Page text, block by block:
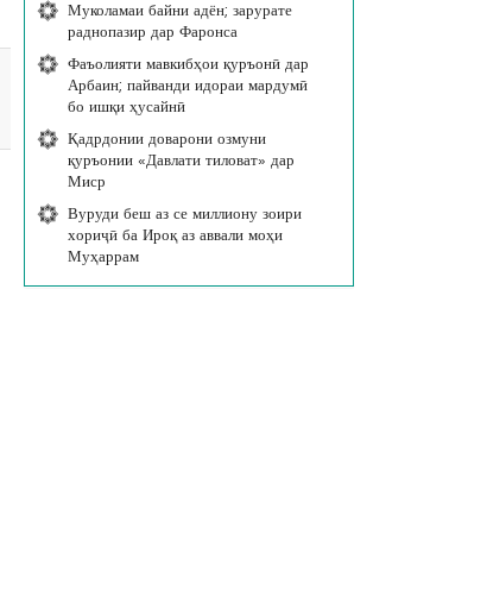
Муколамаи байни адён; зарурате
раднопазир дар Фаронса
Фаъолияти мавкибҳои қуръонӣ дар
Арбаин; пайванди идораи мардумӣ
бо ишқи ҳусайнӣ
Қадрдонии доварони озмуни
қуръонии «Давлати тиловат» дар
Миср
Вуруди беш аз се миллиону зоири
хориҷӣ ба Ироқ аз аввали моҳи
Муҳаррам